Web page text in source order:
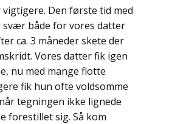
Den første tid med
svær både for vores datter
ca. 3 måneder skete der
Vores datter fik igen
nu med mange flotte
fik hun ofte voldsomme
tegningen ikke lignede
forestillet sig. Så kom